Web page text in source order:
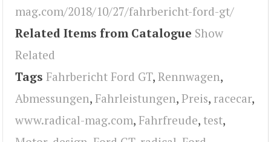
mag.com/2018/10/27/fahrbericht-ford-gt/
Related Items from Catalogue Show
Related
Tags Fahrbericht Ford GT, Rennwagen,
Abmessungen, Fahrleistungen, Preis, racecar,
www.radical-mag.com, Fahrfreude, test,